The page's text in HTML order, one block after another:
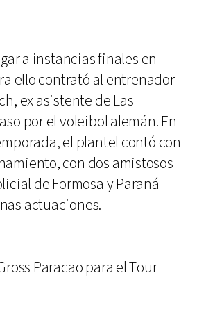
a instancias finales en
ello contrató al entrenador
ex asistente de Las
por el voleibol alemán. En
el plantel contó con
con dos amistosos
de Formosa y Paraná
actuaciones.
Paracao para el Tour